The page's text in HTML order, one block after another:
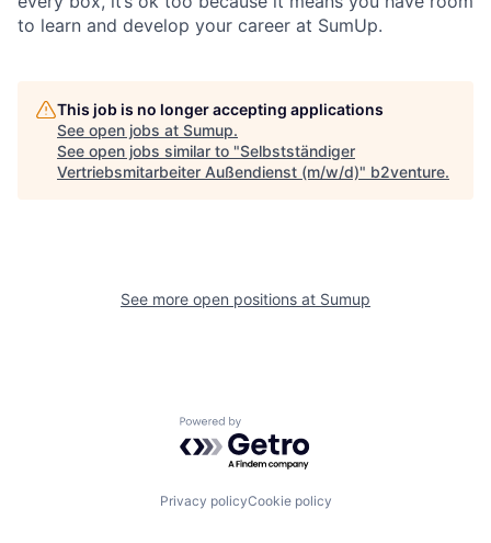
to learn and develop your career at SumUp.
This job is no longer accepting applications
See open jobs at Sumup.
See open jobs similar to "Selbstständiger
Vertriebsmitarbeiter Außendienst (m/w/d)" b2venture.
See more open positions at Sumup
Powered by Getro.com
Privacy policyCookie policy